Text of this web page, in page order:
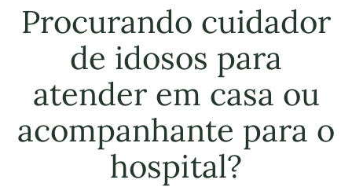
Procurando cuidador
de idosos para
atender em casa ou
acompanhante para o
hospital?